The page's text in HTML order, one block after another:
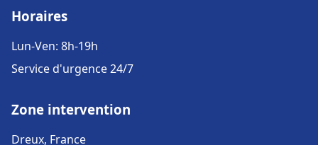
Horaires
Lun-Ven: 8h-19h
Service d'urgence 24/7
Zone intervention
Dreux, France